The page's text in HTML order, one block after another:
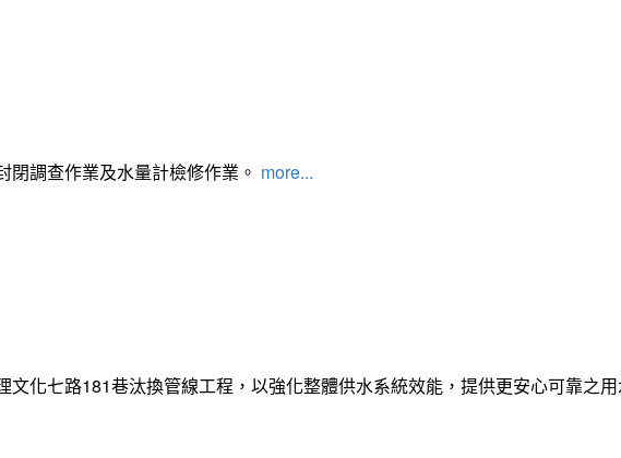
調查作業及水量計檢修作業。 more...
化七路181巷汰換管線工程，以強化整體供水系統效能，提供更安心可靠之用